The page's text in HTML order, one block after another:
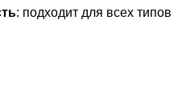
: подходит для всех типов